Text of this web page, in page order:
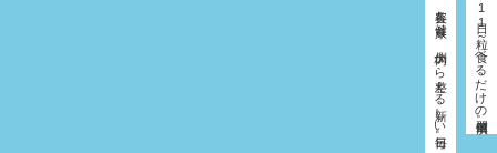
1日1粒～食べるだけの簡単習慣。
美容も健康も、内側から整える新しい毎日。